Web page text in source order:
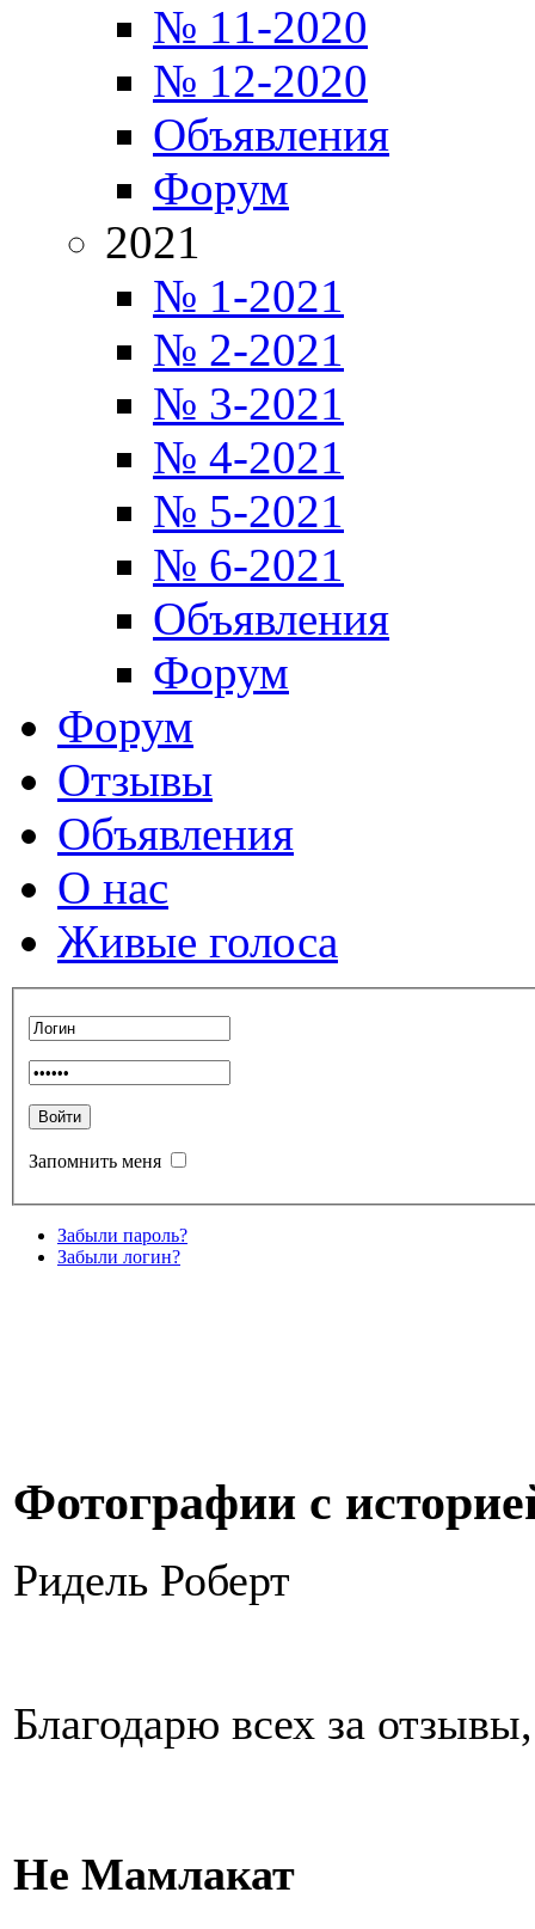
№ 11-2020
№ 12-2020
Объявления
Форум
2021
№ 1-2021
№ 2-2021
№ 3-2021
№ 4-2021
№ 5-2021
№ 6-2021
Объявления
Форум
Форум
Отзывы
Объявления
О нас
Живые голоса
Запомнить меня
Забыли пароль?
Забыли логин?
Фотографии с
Ридель Роберт
Благодарю всех за
Не Мамлакат